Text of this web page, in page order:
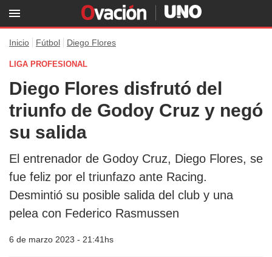
Inicio Fútbol Diego Flores
LIGA PROFESIONAL
Diego Flores disfrutó del
triunfo de Godoy Cruz y negó
su salida
El entrenador de Godoy Cruz, Diego Flores, se
fue feliz por el triunfazo ante Racing.
Desmintió su posible salida del club y una
pelea con Federico Rasmussen
6 de marzo 2023 - 21:41hs